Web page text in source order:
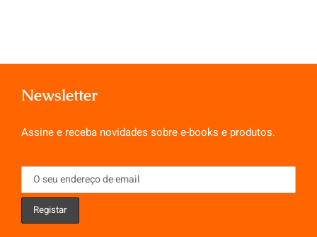
Newsletter
Assine e receba novidades sobre e-books e produtos.